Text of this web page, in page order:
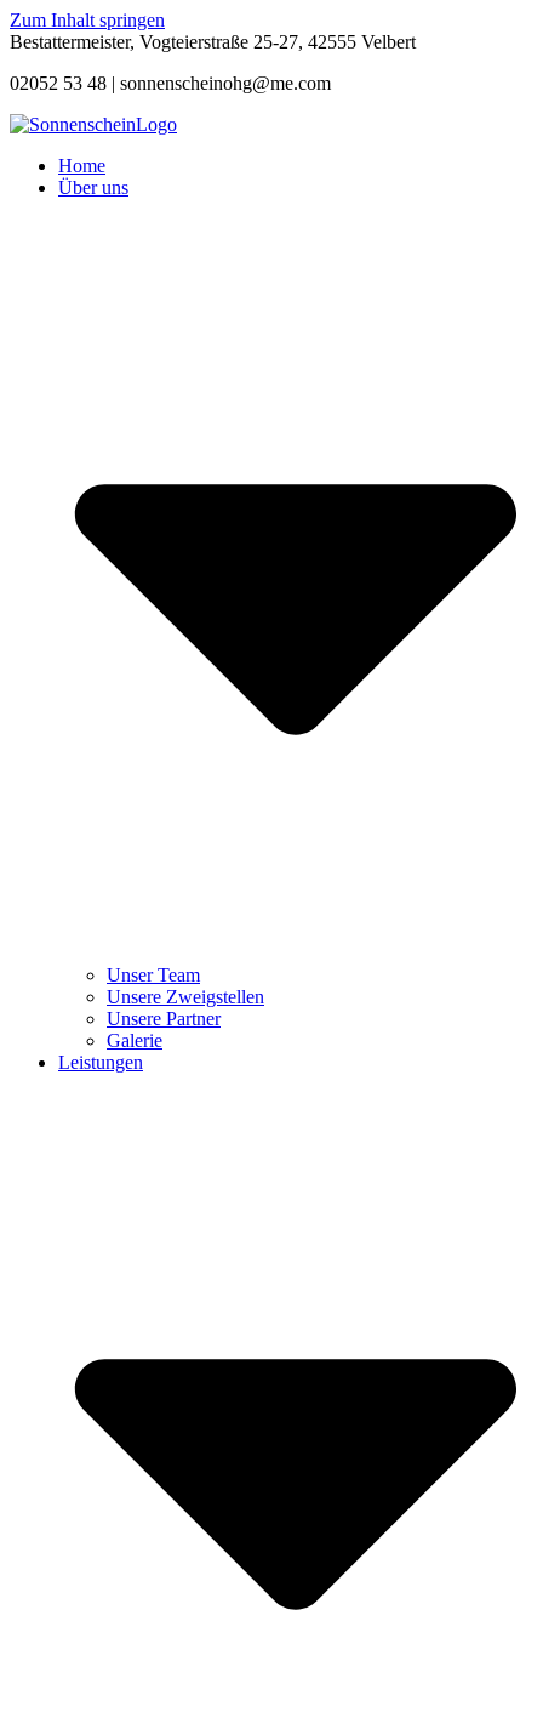
Zum Inhalt springen
Bestattermeister, Vogteierstraße 25-27, 42555 Velbert
02052 53 48 | sonnenscheinohg@me.com
Home
Über uns
Unser Team
Unsere Zweigstellen
Unsere Partner
Galerie
Leistungen